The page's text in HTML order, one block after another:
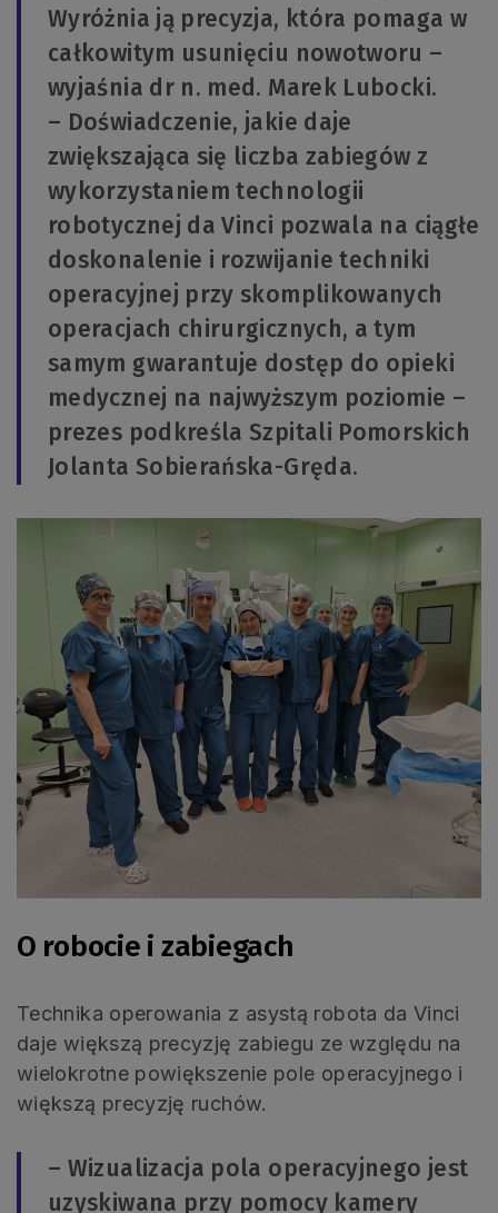
Wyróżnia ją precyzja, która pomaga w
całkowitym usunięciu nowotworu –
wyjaśnia dr n. med. Marek Lubocki.
– Doświadczenie, jakie daje
zwiększająca się liczba zabiegów z
wykorzystaniem technologii
robotycznej da Vinci pozwala na ciągłe
doskonalenie i rozwijanie techniki
operacyjnej przy skomplikowanych
operacjach chirurgicznych, a tym
samym gwarantuje dostęp do opieki
medycznej na najwyższym poziomie –
prezes podkreśla Szpitali Pomorskich
Jolanta Sobierańska-Gręda.
O robocie i zabiegach
Technika operowania z asystą robota da Vinci
daje większą precyzję zabiegu ze względu na
wielokrotne powiększenie pole operacyjnego i
większą precyzję ruchów.
– Wizualizacja pola operacyjnego jest
uzyskiwana przy pomocy kamery